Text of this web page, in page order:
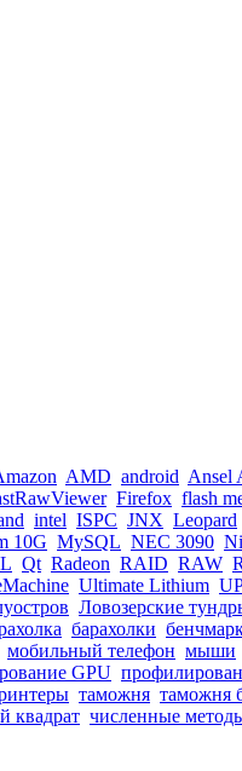
AMD android Ansel
Firefox flash
intel ISPC JNX Leopard
10G MySQL NEC 3090
Qt Radeon RAID RAW
Ultimate Lithium
Ловозерские
барахолки
мобильный телефон мыши
GPU
таможня таможня
квадрат численные